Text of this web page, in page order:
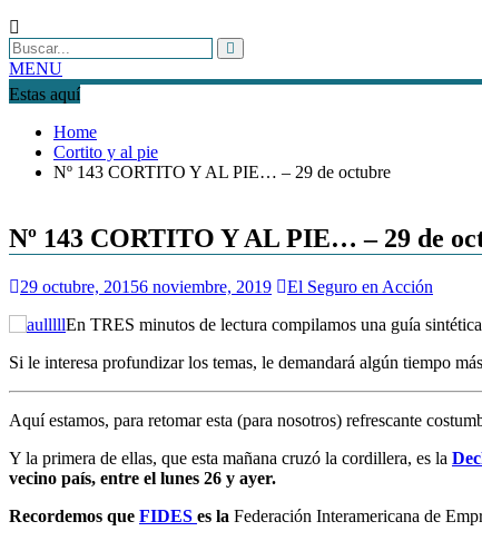
MENU
Estas aquí
Home
Cortito y al pie
Nº 143 CORTITO Y AL PIE… – 29 de octubre
Nº 143 CORTITO Y AL PIE… – 29 de
29 octubre, 20156 noviembre, 2019
El Seguro en Acción
En TRES minutos de lectura compilamos una guía
Si le interesa profundizar los temas, le demandará algún tiempo
Aquí estamos, para retomar esta (para nosotros) refrescante
Y la primera de ellas, que esta mañana cruzó la cordillera, es la
vecino país, entre el lunes 26 y ayer.
Recordemos que FIDES es la Federación Interamericana de